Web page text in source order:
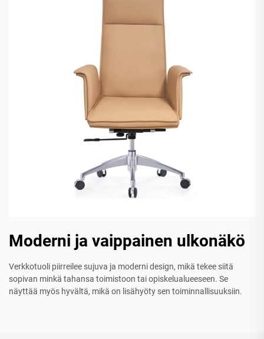
Moderni ja vaippainen ulkonäkö
Verkkotuoli piirreilee sujuva ja moderni design, mikä tekee siitä
sopivan minkä tahansa toimistoon tai opiskelualueeseen. Se
näyttää myös hyvältä, mikä on lisähyöty sen toiminnallisuuksiin.